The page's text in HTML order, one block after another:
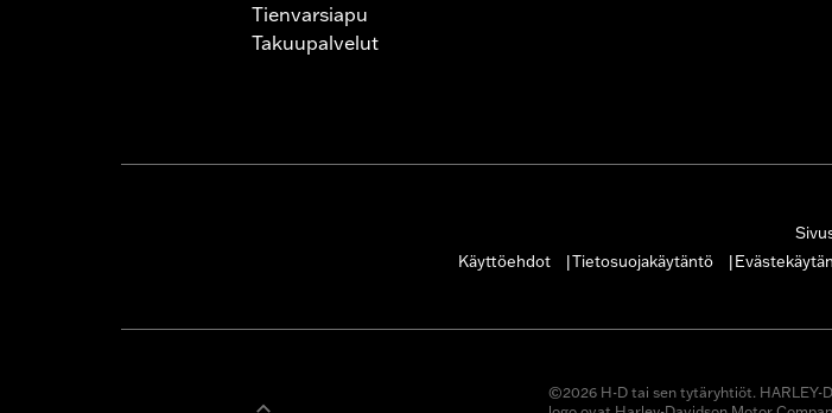
Tienvarsiapu
Takuupalvelut
Käyttöehdot
Tietosuojakäytäntö
©2026 H-D tai sen tytäryhtiöt. HARLEY-